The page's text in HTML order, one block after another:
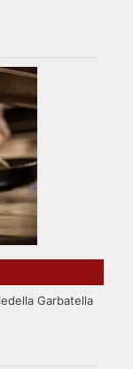
Garbatella